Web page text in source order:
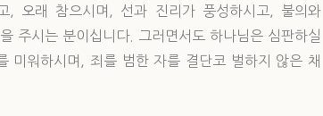
, 오래 참으시며, 선과 진리가 풍성하시고, 불의와
주시는 분이십니다. 그러면서도 하나님은 심판하실
미워하시며, 죄를 범한 자를 결단코 벌하지 않은 채